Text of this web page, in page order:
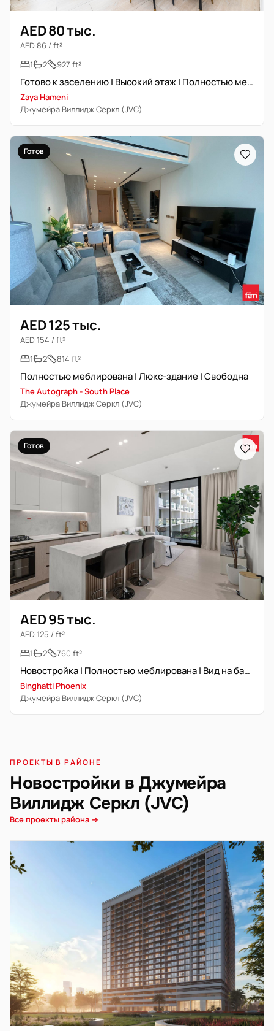
AED 80 тыс.
AED 86 / ft²
1
2 927 ft²
Готово к заселению | Высокий этаж | Полностью меблирована
Zaya Hameni
Джумейра Виллидж Серкл (JVC)
Готов
AED 125 тыс.
AED 154 / ft²
1
2 814 ft²
Полностью меблирована | Люкс-здание | Свободна
The Autograph - South Place
Джумейра Виллидж Серкл (JVC)
Готов
AED 95 тыс.
AED 125 / ft²
1
2 760 ft²
Новостройка | Полностью меблирована | Вид на бассейн
Binghatti Phoenix
Джумейра Виллидж Серкл (JVC)
ПРОЕКТЫ В РАЙОНЕ
Новостройки в Джумейра
Виллидж Серкл (JVC)
Все проекты района →